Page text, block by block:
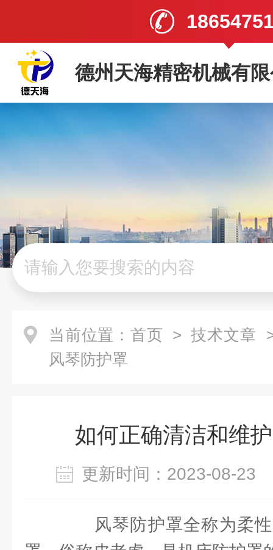
德州天海精密机械有
当前位置： 首页 > 技术文章
风琴防护罩
如何正确清洁和维
更新时间：2023-08-
风琴防护罩全称为柔性